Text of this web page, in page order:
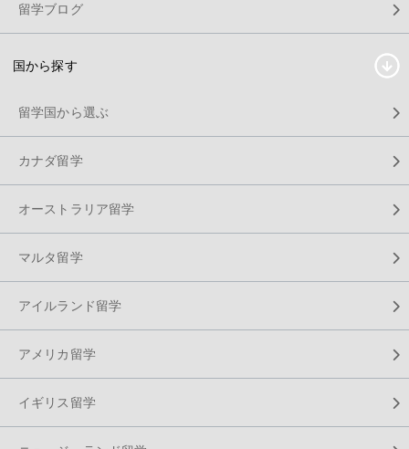
留学ブログ
国から探す
留学国から選ぶ
カナダ留学
オーストラリア留学
マルタ留学
アイルランド留学
アメリカ留学
イギリス留学